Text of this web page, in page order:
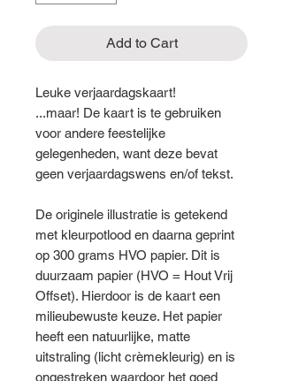
Add to Cart
Leuke verjaardagskaart!
...maar! De kaart is te gebruiken
voor andere feestelijke
gelegenheden, want deze bevat
geen verjaardagswens en/of tekst.
De originele illustratie is getekend
met kleurpotlood en daarna geprint
op 300 grams HVO papier. Dit is
duurzaam papier (HVO = Hout Vrij
Offset). Hierdoor is de kaart een
milieubewuste keuze. Het papier
heeft een natuurlijke, matte
uitstraling (licht crèmekleurig) en is
ongestreken waardoor het goed